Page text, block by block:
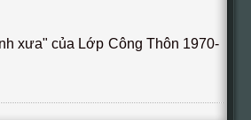
xưa" của Lớp Công Thôn 1970-